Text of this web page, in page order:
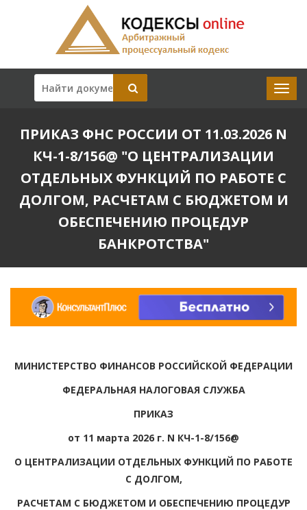
ПРИКАЗ ФНС РОССИИ ОТ 11.03.2026 N
КЧ-1-8/156@ "О ЦЕНТРАЛИЗАЦИИ
ОТДЕЛЬНЫХ ФУНКЦИЙ ПО РАБОТЕ С
ДОЛГОМ, РАСЧЕТАМ С БЮДЖЕТОМ И
ОБЕСПЕЧЕНИЮ ПРОЦЕДУР
БАНКРОТСТВА"
МИНИСТЕРСТВО ФИНАНСОВ РОССИЙСКОЙ ФЕДЕРАЦИИ
ФЕДЕРАЛЬНАЯ НАЛОГОВАЯ СЛУЖБА
ПРИКАЗ
от 11 марта 2026 г. N КЧ-1-8/156@
О ЦЕНТРАЛИЗАЦИИ ОТДЕЛЬНЫХ ФУНКЦИЙ ПО РАБОТЕ
С ДОЛГОМ,
РАСЧЕТАМ С БЮДЖЕТОМ И ОБЕСПЕЧЕНИЮ ПРОЦЕДУР